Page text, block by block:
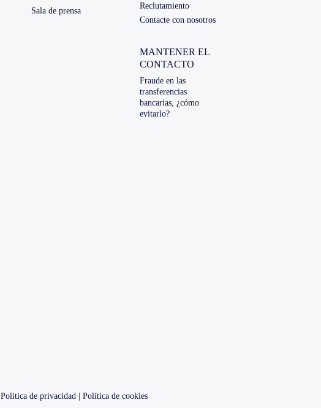
Sala de prensa
Reclutamiento
Contacte con nosotros
MANTENER EL
CONTACTO
Fraude en las
transferencias
bancarias, ¿cómo
evitarlo?
Política de privacidad| Política de cookies